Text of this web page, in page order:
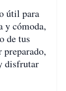
útil para
y cómoda,
de tus
preparado,
disfrutar